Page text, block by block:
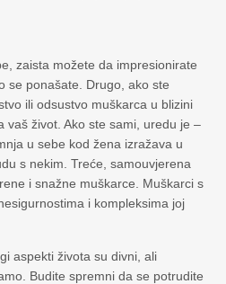
zaista možete da impresionirate
se ponašate. Drugo, ako ste
ili odsustvo muškarca u blizini
vaš život. Ako ste sami, uredu je –
u sebe kod žena izražava u
s nekim. Treće, samouvjerena
i snažne muškarce. Muškarci s
i kompleksima joj
aspekti života su divni, ali
Budite spremni da se potrudite